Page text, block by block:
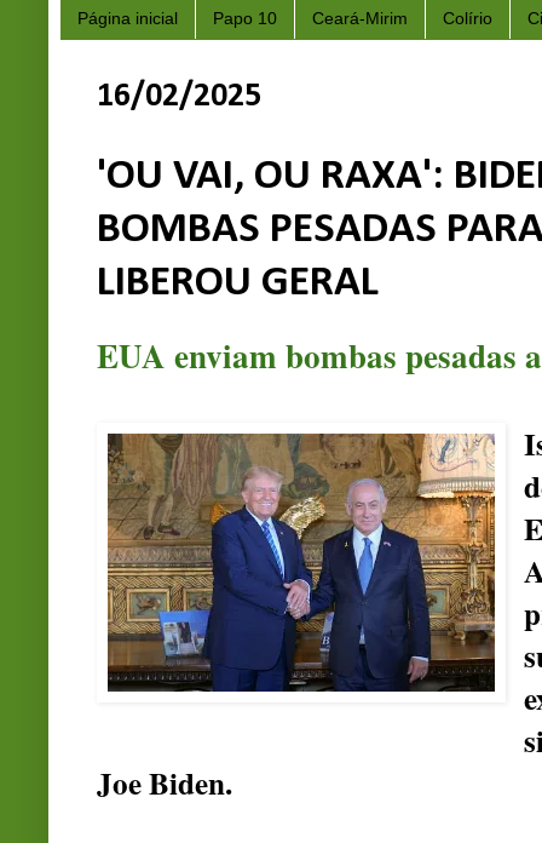
Página inicial Papo 10 Ceará-Mirim Colírio
16/02/2025
'OU VAI, OU RAXA':
BOMBAS PESADAS
LIBEROU GERAL
EUA enviam bombas
Joe Biden.